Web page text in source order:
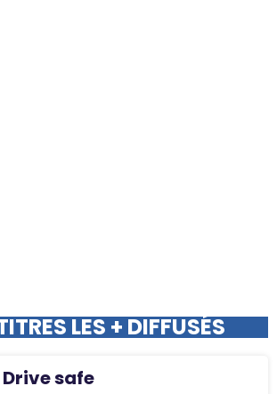
LES + DIFFUSÉS
Drive safe